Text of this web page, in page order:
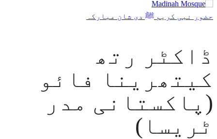
حضور نبی کریم ﷺ دی شان مبارکہ
ڈاکٹر رتھ
کیتھرینا فائو
(پاکستانی مدر
ٹریسا)